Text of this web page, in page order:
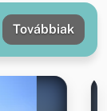
Továbbiak